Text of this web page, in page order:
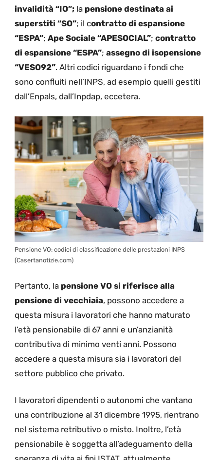
invalidità “IO”; la pensione destinata ai
superstiti “SO”; il contratto di espansione
“ESPA”; Ape Sociale “APESOCIAL”; contratto
di espansione “ESPA”; assegno di isopensione
“VESO92”. Altri codici riguardano i fondi che
sono confluiti nell’INPS, ad esempio quelli gestiti
dall’Enpals, dall’Inpdap, eccetera.
Pensione VO: codici di classificazione delle prestazioni INPS
(Casertanotizie.com)
Pertanto, la pensione VO si riferisce alla
pensione di vecchiaia, possono accedere a
questa misura i lavoratori che hanno maturato
l’età pensionabile di 67 anni e un’anzianità
contributiva di minimo venti anni. Possono
accedere a questa misura sia i lavoratori del
settore pubblico che privato.
I lavoratori dipendenti o autonomi che vantano
una contribuzione al 31 dicembre 1995, rientrano
nel sistema retributivo o misto. Inoltre, l’età
pensionabile è soggetta all’adeguamento della